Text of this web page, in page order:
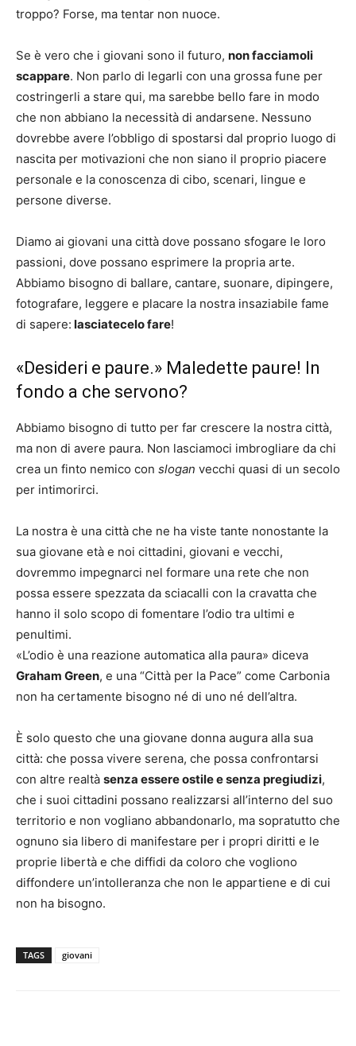
troppo? Forse, ma tentar non nuoce.
Se è vero che i giovani sono il futuro, non facciamoli
scappare. Non parlo di legarli con una grossa fune per
costringerli a stare qui, ma sarebbe bello fare in modo
che non abbiano la necessità di andarsene. Nessuno
dovrebbe avere l’obbligo di spostarsi dal proprio luogo di
nascita per motivazioni che non siano il proprio piacere
personale e la conoscenza di cibo, scenari, lingue e
persone diverse.
Diamo ai giovani una città dove possano sfogare le loro
passioni, dove possano esprimere la propria arte.
Abbiamo bisogno di ballare, cantare, suonare, dipingere,
fotografare, leggere e placare la nostra insaziabile fame
di sapere: lasciatecelo fare!
«Desideri e paure.» Maledette paure! In
fondo a che servono?
Abbiamo bisogno di tutto per far crescere la nostra città,
ma non di avere paura. Non lasciamoci imbrogliare da chi
crea un finto nemico con slogan vecchi quasi di un secolo
per intimorirci.
La nostra è una città che ne ha viste tante nonostante la
sua giovane età e noi cittadini, giovani e vecchi,
dovremmo impegnarci nel formare una rete che non
possa essere spezzata da sciacalli con la cravatta che
hanno il solo scopo di fomentare l’odio tra ultimi e
penultimi.
«L’odio è una reazione automatica alla paura» diceva
Graham Green, e una “Città per la Pace” come Carbonia
non ha certamente bisogno né di uno né dell’altra.
È solo questo che una giovane donna augura alla sua
città: che possa vivere serena, che possa confrontarsi
con altre realtà senza essere ostile e senza pregiudizi,
che i suoi cittadini possano realizzarsi all’interno del suo
territorio e non vogliano abbandonarlo, ma sopratutto che
ognuno sia libero di manifestare per i propri diritti e le
proprie libertà e che diffidi da coloro che vogliono
diffondere un’intolleranza che non le appartiene e di cui
non ha bisogno.
TAGS giovani